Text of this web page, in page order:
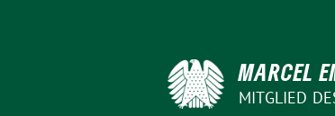
MARCEL
MITGLIED